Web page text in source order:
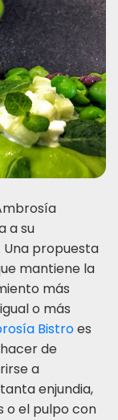
a su
propuesta
mantiene la
más
o más
Bistroes
de
a
enjundia,
o el pulpo con